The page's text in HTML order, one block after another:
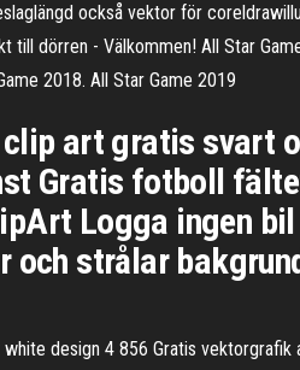
också vektor för
dörren - Välkommen! All Star
2018. All Star Game 2019
art gratis svart
Gratis fotboll
Logga ingen
strålar
design 4 856 Gratis